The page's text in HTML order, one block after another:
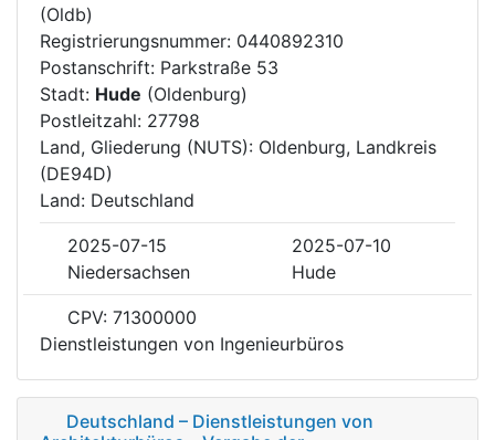
(Oldb)
Registrierungsnummer: 0440892310
Postanschrift: Parkstraße 53
Stadt: Hude (Oldenburg)
Postleitzahl: 27798
Land, Gliederung (NUTS): Oldenburg, Landkreis
(DE94D)
Land: Deutschland
2025-07-15
2025-07-10
Niedersachsen
Hude
CPV: 71300000
Dienstleistungen von Ingenieurbüros
Deutschland – Dienstleistungen von